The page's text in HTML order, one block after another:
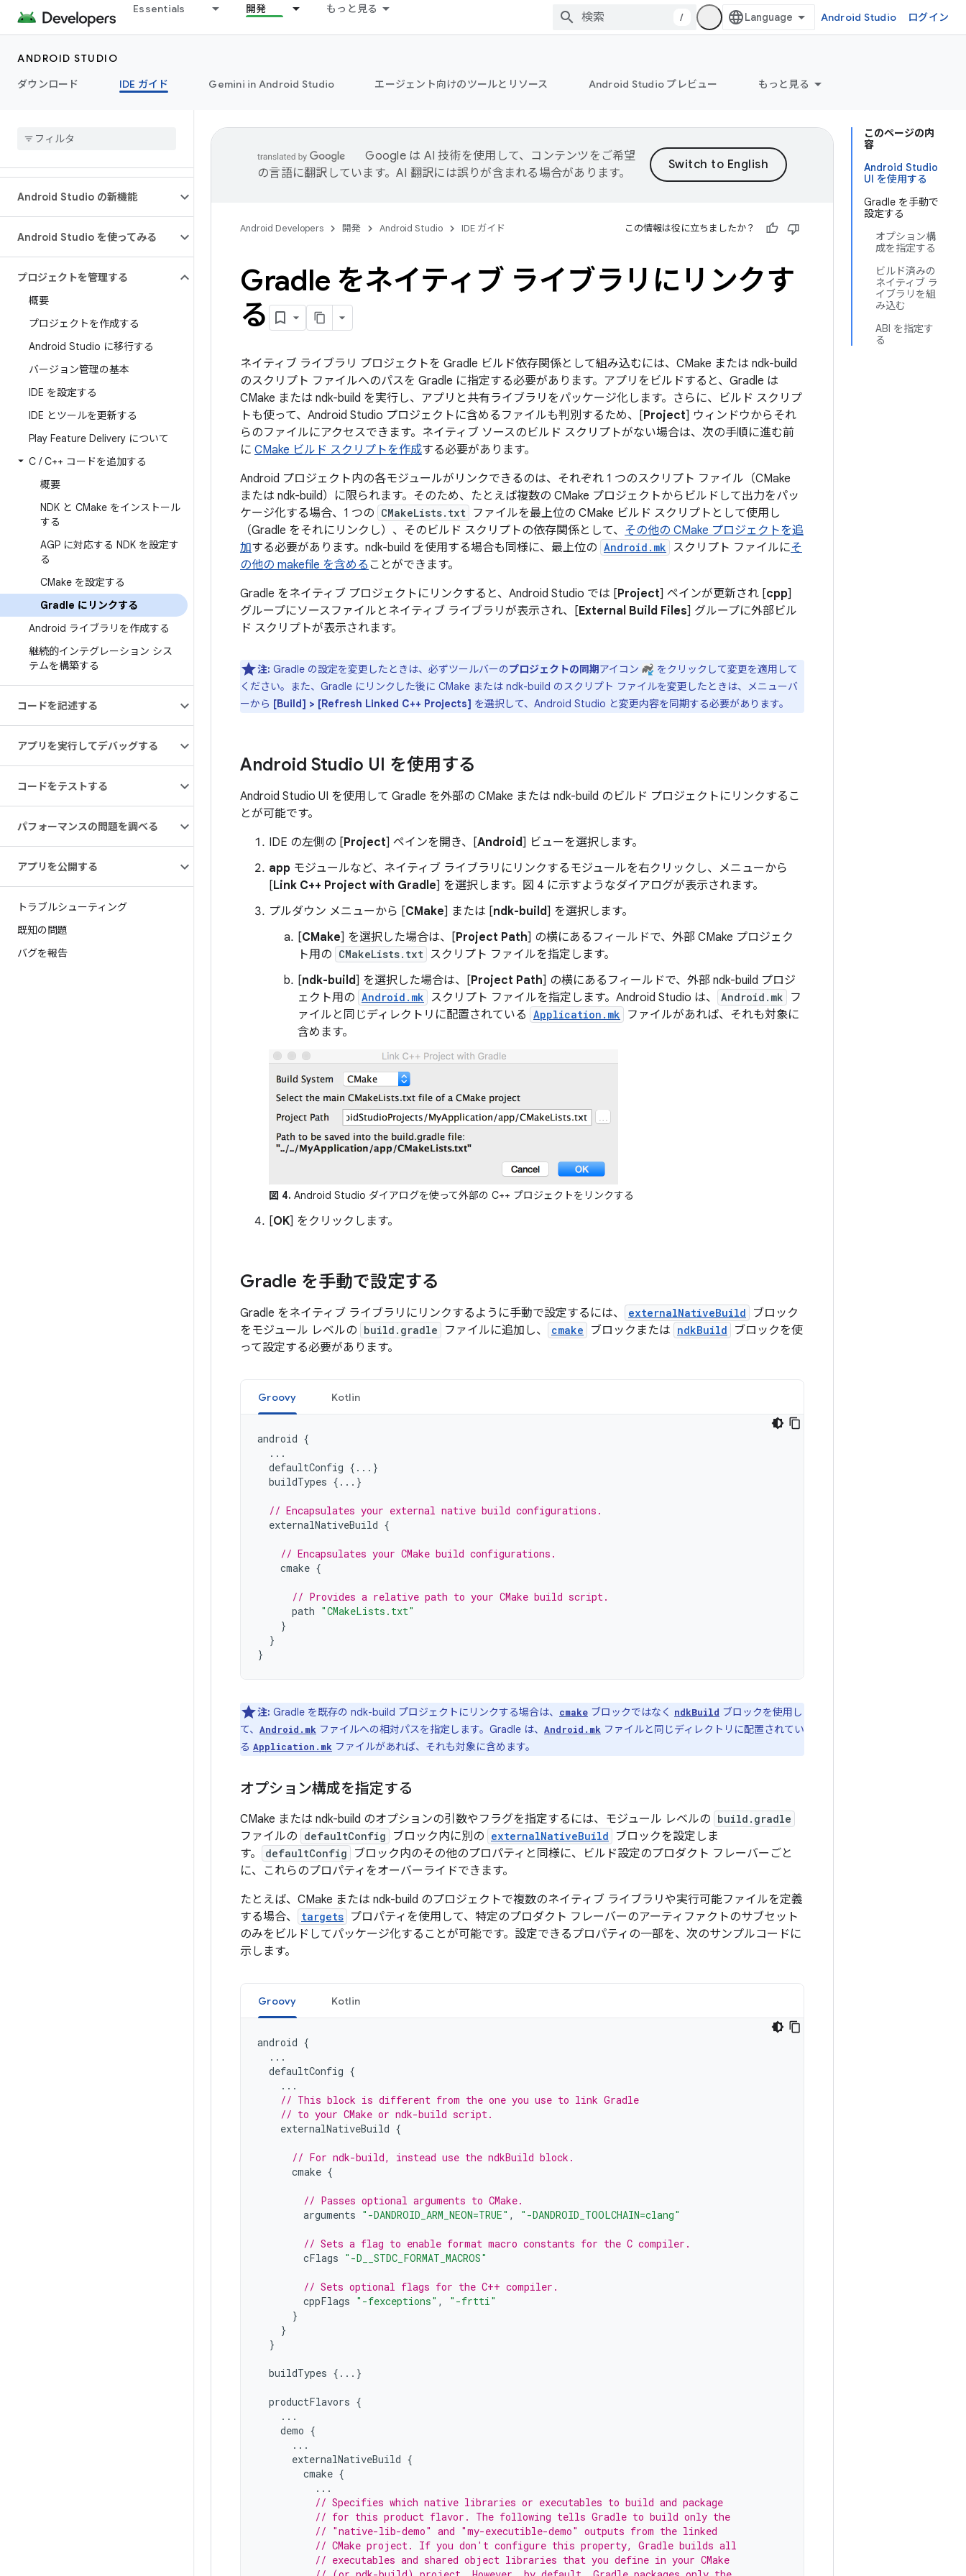
Essentials 開発 もっと見る
/ Android Studio ログイン
ANDROID STUDIO
ダウンロード
IDE ガイド Gemini in Android Studio エージェント向けのツールとリソース Android Studio プレビュー もっと見る
Android Studio の新機能
Android Studio を使ってみる
プロジェクトを管理する
概要
プロジェクトを作成する
Android Studio に移行する
バージョン管理の基本
IDE を設定する
IDE とツールを更新する
Play Feature Delivery について
C /C++ コードを追加する
概要
NDK と CMake をインストール
する
AGP に対応する NDK を設定す
る
CMake を設定する
Gradle にリンクする
Android ライブラリを作成する
継続的インテグレーション シス
テムを構築する
コードを記述する
アプリを実行してデバッグする
コードをテストする
パフォーマンスの問題を調べる
アプリを公開する
トラブルシューティング
既知の問題
バグを報告
このページの内
容
Android Studio
UI を使用する
Gradle を手動で
設定する
オプション構
成を指定する
ビルド済みの
ネイティブ ラ
イブラリを組
み込む
ABI を指定す
る
Google は AI 技術を使用して、コンテンツをご希望
の言語に翻訳しています。AI 翻訳には誤りが含まれる場合があります。
Android Developers 開発 Android Studio IDE ガイド この情報は役に立ちましたか？
Gradle をネイティブ ライブラリにリンクす
る
ネイティブ ライブラリ プロジェクトを Gradle ビルド依存関係として組み込むには、CMake または ndk-build
のスクリプト ファイルへのパスを Gradle に指定する必要があります。アプリをビルドすると、Gradle は
CMake または ndk-build を実行し、アプリと共有ライブラリをパッケージ化します。さらに、ビルド スクリプ
トも使って、Android Studio プロジェクトに含めるファイルも判別するため、[Project] ウィンドウからそれ
らのファイルにアクセスできます。ネイティブ ソースのビルド スクリプトがない場合は、次の手順に進む前
に CMake ビルド スクリプトを作成する必要があります。
Android プロジェクト内の各モジュールがリンクできるのは、それぞれ 1 つのスクリプト ファイル（CMake
または ndk-build）に限られます。そのため、たとえば複数の CMake プロジェクトからビルドして出力をパッ
ケージ化する場合、1 つの CMakeLists.txt ファイルを最上位の CMake ビルド スクリプトとして使用し
（Gradle をそれにリンクし）、そのビルド スクリプトの依存関係として、 その他の CMake プロジェクトを追
加する必要があります。ndk-build を使用する場合も同様に、最上位の Android.mk スクリプト ファイルにそ
の他の makefile を含める ことができます。
Gradle をネイティブ プロジェクトにリンクすると、Android Studio では [Project] ペインが更新され [cpp]
グループにソースファイルとネイティブ ライブラリが表示され、[External Build Files] グループに外部ビル
ド スクリプトが表示されます。
注: Gradle の設定を変更したときは、必ずツールバーのプロジェクトの同期アイコン
をクリックして変更を適用して
ください。また、Gradle にリンクした後に CMake または ndk-build のスクリプト ファイルを変更したときは、メニューバ
ーから [Build] > [Refresh Linked C++ Projects] を選択して、Android Studio と変更内容を同期する必要があります。
Android Studio UI を使用する
Android Studio UI を使用して Gradle を外部の CMake または ndk-build のビルド プロジェクトにリンクするこ
とが可能です。
IDE の左側の [Project] ペインを開き、[Android] ビューを選択します。
app モジュールなど、ネイティブ ライブラリにリンクするモジュールを右クリックし、メニューから
[Link C++ Project with Gradle] を選択します。図 4 に示すようなダイアログが表示されます。
プルダウン メニューから [CMake] または [ndk-build] を選択します。
[CMake] を選択した場合は、[Project Path] の横にあるフィールドで、外部 CMake プロジェク
ト用の CMakeLists.txt スクリプト ファイルを指定します。
[ndk-build] を選択した場合は、[Project Path] の横にあるフィールドで、外部 ndk-build プロジ
ェクト用の Android.mk スクリプト ファイルを指定します。Android Studio は、 Android.mk
フ
ァイルと同じディレクトリに配置されている Application.mk
ファイルがあれば、それも対象に
含めます。
図 4. Android Studio ダイアログを使って外部の C++ プロジェクトをリンクする
[OK] をクリックします。
Gradle を手動で設定する
Gradle をネイティブ ライブラリにリンクするように手動で設定するには、 externalNativeBuild
ブロック
をモジュール レベルの build.gradle ファイルに追加し、 cmake ブロックまたは ndkBuild
ブロックを使
って設定する必要があります。
Groovy Kotlin
android {
...
defaultConfig {...}
buildTypes {...}
// Encapsulates your external native build configurations.
externalNativeBuild {
// Encapsulates your CMake build configurations.
cmake {
// Provides a relative path to your CMake build script.
path "CMakeLists.txt"
}
}
}
注: Gradle を既存の ndk-build プロジェクトにリンクする場合は、 cmake ブロックではなく ndkBuild ブロックを使用し
て、 Android.mk ファイルへの相対パスを指定します。Gradle は、 Android.mk ファイルと同じディレクトリに配置されてい
る Application.mk ファイルがあれば、それも対象に含めます。
オプション構成を指定する
CMake または ndk-build のオプションの引数やフラグを指定するには、モジュール レベルの build.gradle
ファイルの defaultConfig ブロック内に別の externalNativeBuild
ブロックを設定しま
す。
defaultConfig
ブロック内のその他のプロパティと同様に、ビルド設定のプロダクト フレーバーごと
に、これらのプロパティをオーバーライドできます。
たとえば、CMake または ndk-build のプロジェクトで複数のネイティブ ライブラリや実行可能ファイルを定義
する場合、
targets プロパティを使用して、特定のプロダクト フレーバーのアーティファクトのサブセット
のみをビルドしてパッケージ化することが可能です。設定できるプロパティの一部を、次のサンプルコードに
示します。
Groovy Kotlin
android {
...
defaultConfig {
...
// This block is different from the one you use to link Gradle
// to your CMake or ndk-build script.
externalNativeBuild {
// For ndk-build, instead use the ndkBuild block.
cmake {
// Passes optional arguments to CMake.
arguments "-DANDROID_ARM_NEON=TRUE" , "-DANDROID_TOOLCHAIN=clang"
// Sets a flag to enable format macro constants for the C compiler.
cFlags "-D__STDC_FORMAT_MACROS"
// Sets optional flags for the C++ compiler.
cppFlags "-fexceptions" ,
"-frtti"
}
}
}
buildTypes {...}
productFlavors {
...
demo {
...
externalNativeBuild {
cmake {
...
// Specifies which native libraries or executables to build and package
// for this product flavor. The following tells Gradle to build only the
// "native-lib-demo" and "my-executible-demo" outputs from the linked
// CMake project. If you don't configure this property, Gradle builds all
// executables and shared object libraries that you define in your CMake